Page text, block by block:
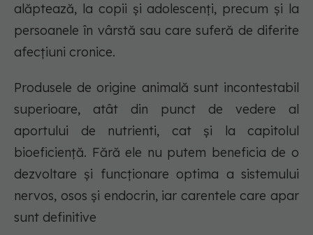
alăptează, la copii și adolescenți, precum și la
persoanele în vârstă sau care suferă de diferite
afecțiuni cronice.
Produsele de origine animală sunt incontestabil
superioare, atât din punct de vedere al
aportului de nutrienti, cat și la capitolul
bioeficiență. Fără ele nu putem beneficia de o
dezvoltare și funcționare optima a sistemului
nervos, osos și endocrin, iar carentele care apar
sunt definitive